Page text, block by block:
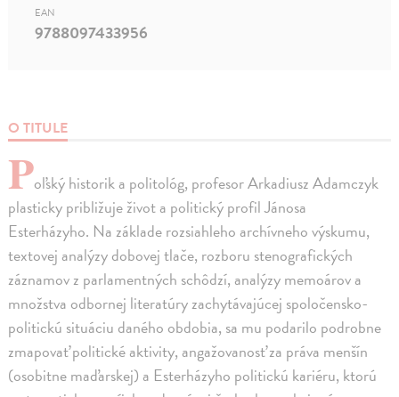
O TITULE
Poľský historik a politológ, profesor Arkadiusz Adamczyk
plasticky približuje život a politický profil Jánosa
Esterházyho. Na základe rozsiahleho archívneho výskumu,
textovej analýzy dobovej tlače, rozboru stenografických
záznamov z parlamentných schôdzí, analýzy memoárov a
množstva odbornej literatúry zachytávajúcej spoločensko-
politickú situáciu daného obdobia, sa mu podarilo podrobne
zmapovať politické aktivity, angažovanosť za práva menšín
(osobitne maďarskej) a Esterházyho politickú kariéru, ktorú
EAN
9788097433956